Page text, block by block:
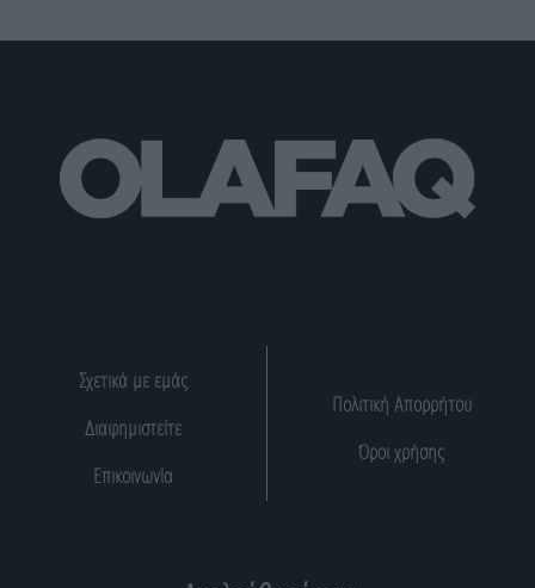
Σχετικά με εμάς
Διαφημιστείτε
Επικοινωνία
Πολιτική Απορρήτου
Όροι χρήσης